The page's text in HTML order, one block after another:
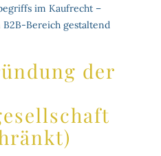
im Kaufrecht –
Bereich gestaltend
der